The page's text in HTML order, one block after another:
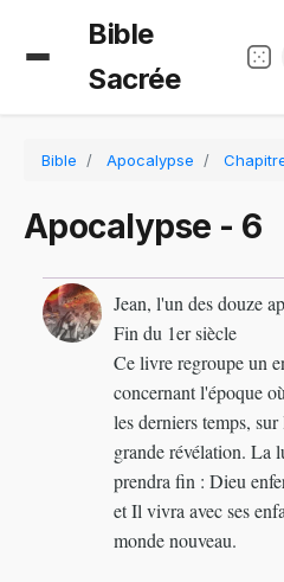
Bible
Sacrée
Bible Apocalypse
Apocalypse - 6
Jean, l'un des douze
Fin du 1er siècle
Ce livre regroupe un
concernant l'époque
les derniers temps,
grande révélation. La
prendra fin : Dieu
et Il vivra avec ses
monde nouveau.